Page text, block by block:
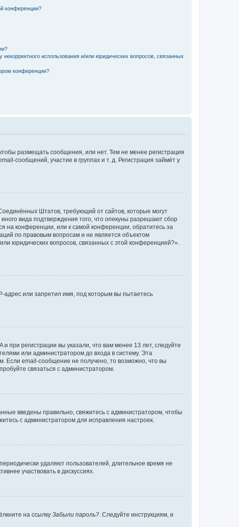
конференции?
использования и/или юридических вопросов, связанных
конференции?
размещать сообщения, или нет. Тем не менее регистрация
сообщений, участие в группах и т. д. Регистрация займёт у
Штатов, требующий от сайтов, которые могут
вида подтверждения того, что опекуны разрешают сбор
на конференции, или к самой конференции, обратитесь за
по правовым вопросам и не является объектом
юридических вопросов, связанных с этой конференцией?».
адрес или запретил имя, под которым вы пытаетесь
при регистрации вы указали, что вам менее 13 лет, следуйте
или администратором до входа в систему. Эта
Если email-сообщение не получено, то возможно, что вы
связаться с администратором.
введены правильно, свяжитесь с администратором, чтобы
с администратором для исправления настроек.
удаляют пользователей, длительное время не
участвовать в дискуссиях.
на ссылку Забыли пароль?. Следуйте инструкциям, и